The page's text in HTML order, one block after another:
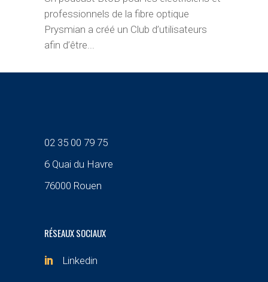
professionnels de la fibre optique
Prysmian a créé un Club d’utilisateurs
afin d’être...
02 35 00 79 75
6 Quai du Havre
76000 Rouen
RÉSEAUX SOCIAUX
Linkedin